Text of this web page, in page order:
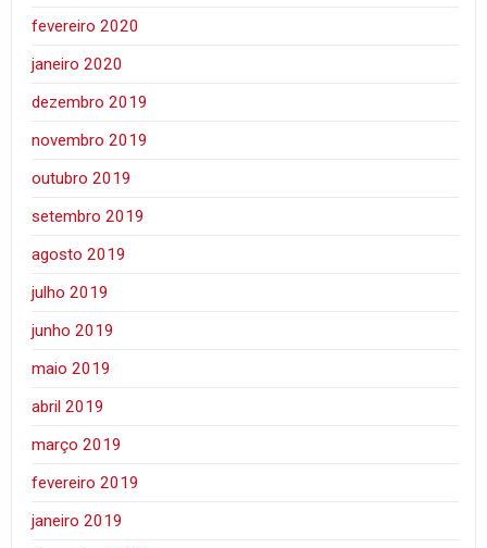
fevereiro 2020
janeiro 2020
dezembro 2019
novembro 2019
outubro 2019
setembro 2019
agosto 2019
julho 2019
junho 2019
maio 2019
abril 2019
março 2019
fevereiro 2019
janeiro 2019